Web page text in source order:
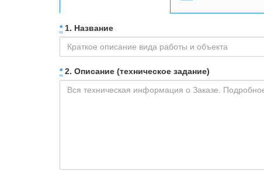
*1. Название
*2. Описание (техническое задание)